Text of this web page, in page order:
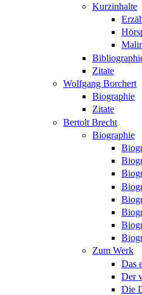
Kurzinhalte
Zitate
Wolfgang Borchert
Biographie
Zitate
Bertolt Brecht
Biographie
Zum Werk
Das
Der
Die